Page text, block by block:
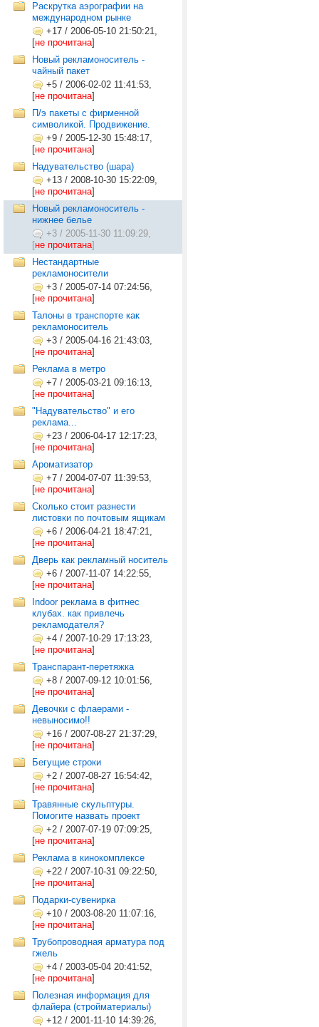
Раскрутка аэрографии на
международном рынке
+17 / 2006-05-10 21:50:21,
[не прочитана]
Новый рекламоноситель -
чайный пакет
+5 / 2006-02-02 11:41:53,
[не прочитана]
П/э пакеты с фирменной
символикой. Продвижение.
+9 / 2005-12-30 15:48:17,
[не прочитана]
Надувательство (шара)
+13 / 2008-10-30 15:22:09,
[не прочитана]
Новый рекламоноситель -
нижнее белье
+3 / 2005-11-30 11:09:29,
[не прочитана]
Нестандартные
рекламоносители
+3 / 2005-07-14 07:24:56,
[не прочитана]
Талоны в транспорте как
рекламоноситель
+3 / 2005-04-16 21:43:03,
[не прочитана]
Реклама в метро
+7 / 2005-03-21 09:16:13,
[не прочитана]
"Надувательство" и его
реклама...
+23 / 2006-04-17 12:17:23,
[не прочитана]
Ароматизатор
+7 / 2004-07-07 11:39:53,
[не прочитана]
Сколько стоит разнести
листовки по почтовым ящикам
+6 / 2006-04-21 18:47:21,
[не прочитана]
Дверь как рекламный носитель
+6 / 2007-11-07 14:22:55,
[не прочитана]
Indoor реклама в фитнес
клубах. как привлечь
рекламодателя?
+4 / 2007-10-29 17:13:23,
[не прочитана]
Транспарант-перетяжка
+8 / 2007-09-12 10:01:56,
[не прочитана]
Девочки с флаерами -
невыносимо!!
+16 / 2007-08-27 21:37:29,
[не прочитана]
Бегущие строки
+2 / 2007-08-27 16:54:42,
[не прочитана]
Травянные скульптуры.
Помогите назвать проект
+2 / 2007-07-19 07:09:25,
[не прочитана]
Реклама в кинокомплексе
+22 / 2007-10-31 09:22:50,
[не прочитана]
Подарки-сувенирка
+10 / 2003-08-20 11:07:16,
[не прочитана]
Трубопроводная арматура под
гжель
+4 / 2003-05-04 20:41:52,
[не прочитана]
Полезная информация для
флайера (стройматериалы)
+12 / 2001-11-10 14:39:26,